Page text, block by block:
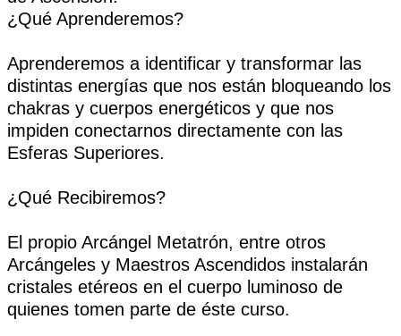
¿Qué Aprenderemos?
Aprenderemos a identificar y transformar las
distintas energías que nos están bloqueando los
chakras y cuerpos energéticos y que nos
impiden conectarnos directamente con las
Esferas Superiores.
¿Qué Recibiremos?
El propio Arcángel Metatrón, entre otros
Arcángeles y Maestros Ascendidos instalarán
cristales etéreos en el cuerpo luminoso de
quienes tomen parte de éste curso.